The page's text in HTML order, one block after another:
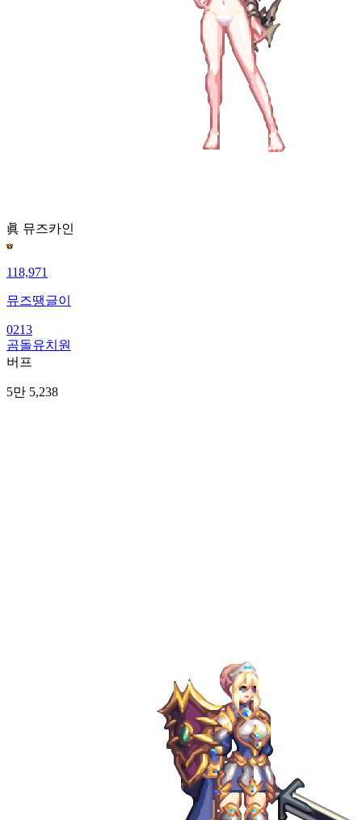
眞 뮤즈카인
118,971
뮤즈땡글이
0213
곰돌유치원
버프
5만 5,238